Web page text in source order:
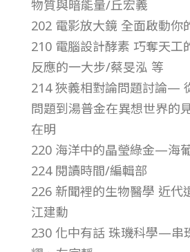
卷
第
3
期
–
總
號
物質與暗能量/丘宏義
202 電影放大鏡 全面啟動你
210 電腦設計酵素 巧奪天工
反應的一大步/蔡旻泓 等
214 狹義相對論問題討論—
問題到湯普金在異想世界的
在明
220 海洋中的晶瑩綠金—海
224 閱讀時間/編輯部
226 新聞裡的生物醫學 近代
江建勳
230 化中有話 珠璣科學—串